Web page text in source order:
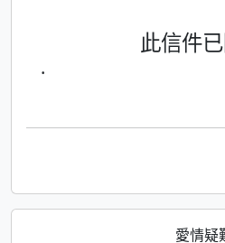
愛情疑
此信件
·